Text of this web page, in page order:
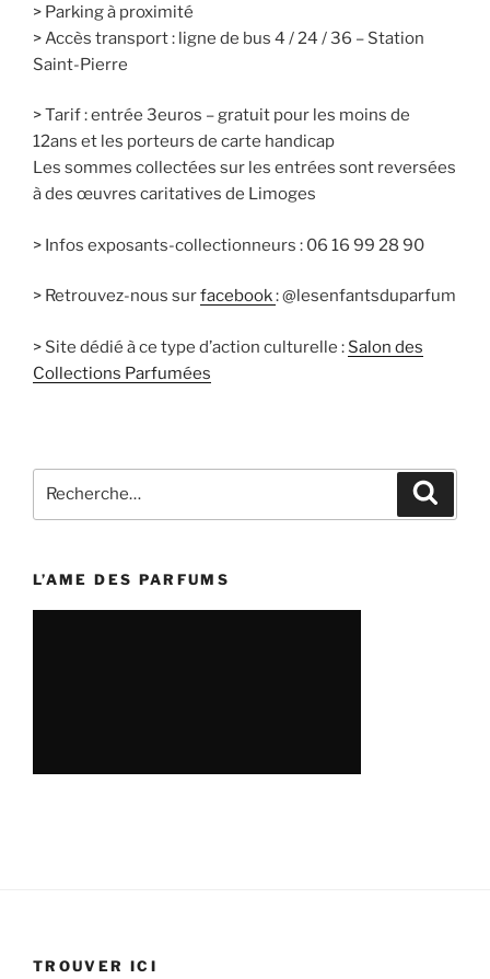
> Parking à proximité
> Accès transport : ligne de bus 4 / 24 / 36 – Station
Saint-Pierre
> Tarif : entrée 3euros – gratuit pour les moins de
12ans et les porteurs de carte handicap
Les sommes collectées sur les entrées sont reversées
à des œuvres caritatives de Limoges
> Infos exposants-collectionneurs : 06 16 99 28 90
> Retrouvez-nous surfacebook: @lesenfantsduparfum
> Site dédié à ce type d’action culturelle : Salon des
Collections Parfumées
pour
L’AME DES PARFUMS
TROUVER ICI